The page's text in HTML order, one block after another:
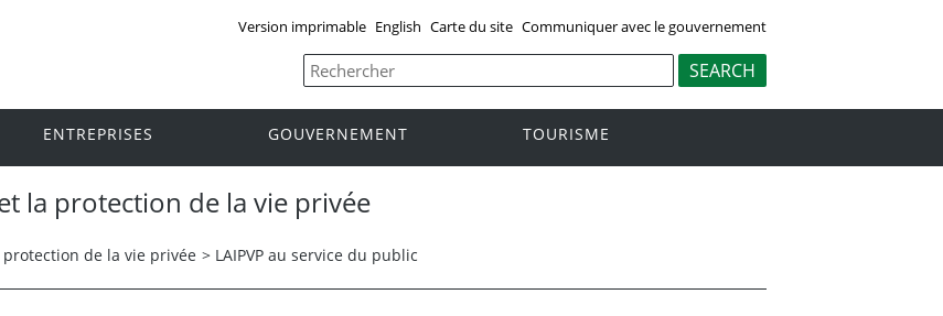
Version imprimable English Carte du site Communiquer avec le gouvernement
ENTREPRISES GOUVERNEMENT TOURISME
la protection de la vie privée
de la vie privée > LAIPVP au service du public